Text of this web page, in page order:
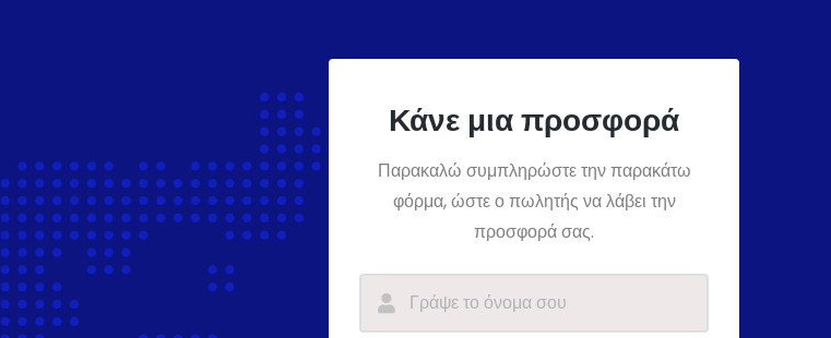
Κάνε μια προσφορά
Παρακαλώ συμπληρώστε την παρακάτω
φόρμα, ώστε ο πωλητής να λάβει την
προσφορά σας.